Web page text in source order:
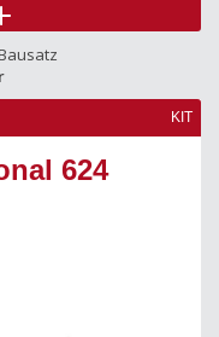
KIT
624